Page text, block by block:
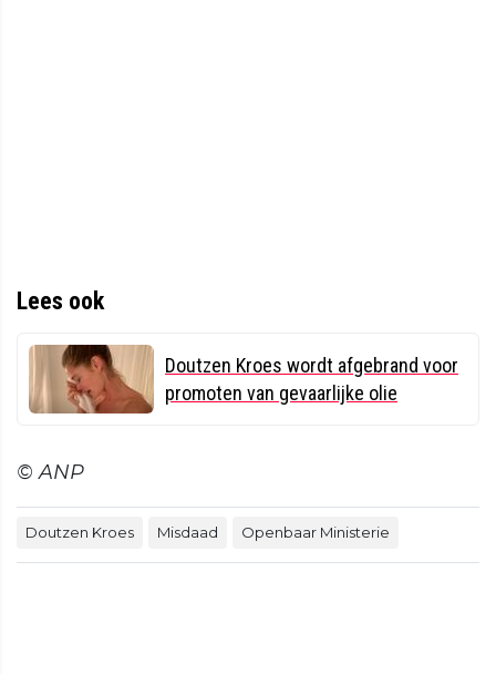
Lees ook
Doutzen Kroes wordt afgebrand voor
promoten van gevaarlijke olie
© ANP
Doutzen Kroes Misdaad Openbaar Ministerie